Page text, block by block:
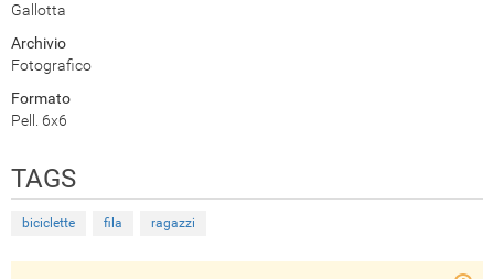
Gallotta
Archivio
Fotografico
Formato
Pell. 6x6
TAGS
biciclette fila ragazzi